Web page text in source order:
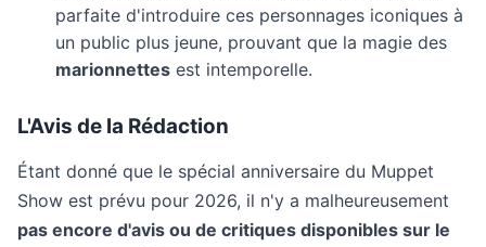
parfaite d'introduire ces personnages iconiques à
un public plus jeune, prouvant que la magie des
marionnettes est intemporelle.
L'Avis de la Rédaction
Étant donné que le spécial anniversaire du Muppet
Show est prévu pour 2026, il n'y a malheureusement
pas encore d'avis ou de critiques disponibles sur le